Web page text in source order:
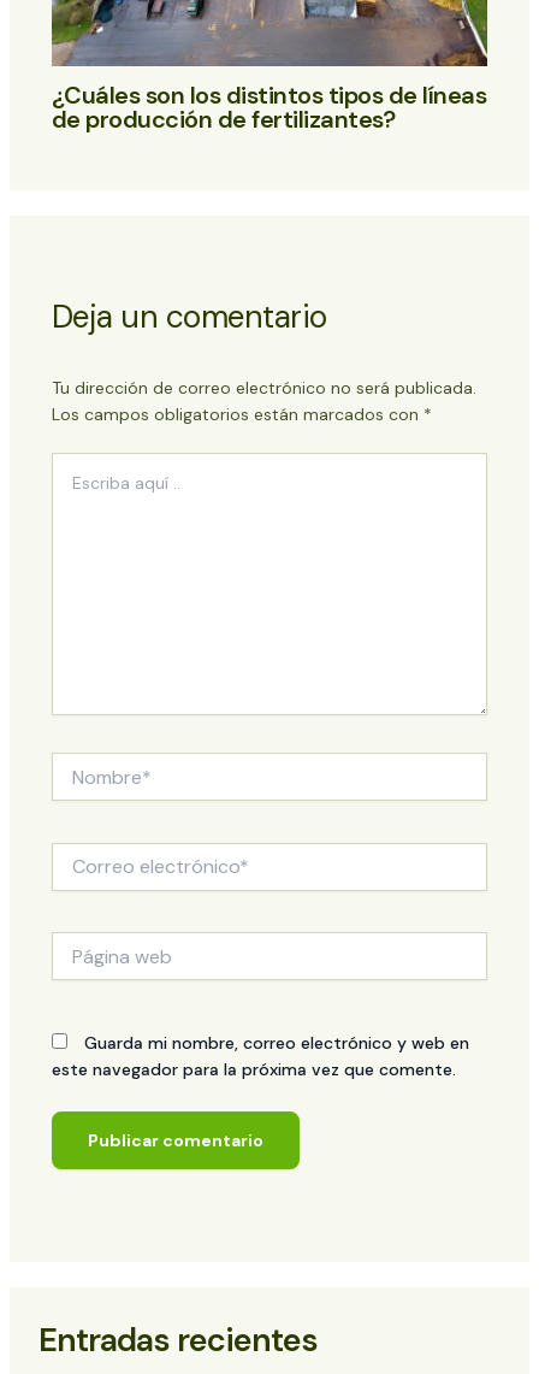
¿Cuáles son los distintos tipos de líneas
de producción de fertilizantes?
Deja un comentario
Tu dirección de correo electrónico no será publicada.
Los campos obligatorios están marcados con *
aquí
electrónico*
web
Guarda mi nombre, correo electrónico y web en
este navegador para la próxima vez que comente.
Entradas recientes